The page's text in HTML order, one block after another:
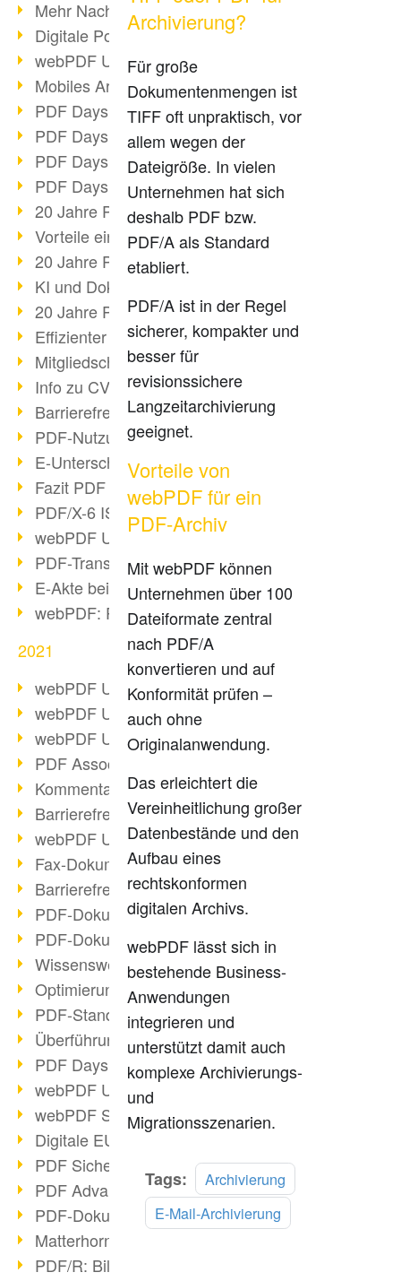
Mehr Nachhaltigkeit durch PDF
Digitale Post als PDF/A
webPDF Update 8.0.0.2531
Mobiles Arbeiten mit PDF
PDF Days 2022 Themenblock 3
PDF Days 2022 Themenblock 2
PDF Days 2022 Themenblock 1
PDF Days Europe 2022
20 Jahre PDF/X (Teil 3)
Vorteile einer PDF-Businesslösung
20 Jahre PDF/X (Teil 2)
KI und Dokumenten-Management
20 Jahre PDF/X (Teil 1)
Effizienter Dokumenten Workflow
Mitgliedschaft PDF Association
Info zu CVE-2022-22965
Barrierefreiheit mehr als Inklusion
PDF-Nutzung durch Pandemie
E-Unterschriften für Verwaltung
Fazit PDF Days 2021
PDF/X-6 ISO-Norm
webPDF Update 8.0.0.2393
PDF-Transparenz beim PDF-Format
E-Akte bei Behörden
webPDF: PDF-Anhänge verwalten
2021
webPDF Update 8.0.0.2376
webPDF Update 8.0.0.2374
webPDF Update 8.0.0.2372
PDF Association 2021 Entwicklungen
Kommentare im PDF einfügen
Barrierefreie PDF-Dokumente (3/3)
webPDF Update 8.0.0.2338
Fax-Dokumente in Workflow
Barrierefreie PDF-Dokumente (2/3)
PDF-Dokumente mit OCR optimieren
PDF-Dokumente barrierefrei?
Wissenswertes über E-Signatur
Optimierung des PDF-Formats
PDF-Standards im Überblick
Überführung PDF/A in Archivsystem
PDF Days Europe 2021
webPDF Update 8.0.0.2282
webPDF Statistik-Auswertungen
Digitale EU COVID-Zertifikate
PDF Sicherheitseinstellungen
PDF Advanced Electronic Signature
PDF-Dokumente neu organisieren
Matterhorn Protokoll 1.1 verfügbar
PDF/R: Bildformat der Zukunft
Archivierung?
Für große
Dokumentenmengen ist
TIFF oft unpraktisch, vor
allem wegen der
Dateigröße. In vielen
Unternehmen hat sich
deshalb PDF bzw.
PDF/A als Standard
etabliert.
PDF/A ist in der Regel
sicherer, kompakter und
besser für
revisionssichere
Langzeitarchivierung
geeignet.
Vorteile von
webPDF für ein
PDF-Archiv
Mit webPDF können
Unternehmen über 100
Dateiformate zentral
nach PDF/A
konvertieren und auf
Konformität prüfen –
auch ohne
Originalanwendung.
Das erleichtert die
Vereinheitlichung großer
Datenbestände und den
Aufbau eines
rechtskonformen
digitalen Archivs.
webPDF lässt sich in
bestehende Business-
Anwendungen
integrieren und
unterstützt damit auch
komplexe Archivierungs-
und
Migrationsszenarien.
Tags:
Archivierung
E-Mail-Archivierung